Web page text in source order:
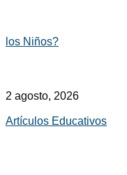
los Niños?
2 agosto, 2026
Artículos Educativos